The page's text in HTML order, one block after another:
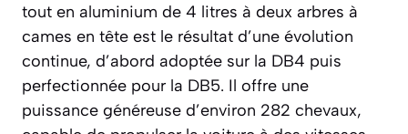
tout en aluminium de 4 litres à deux arbres à
cames en tête est le résultat d’une évolution
continue, d’abord adoptée sur la DB4 puis
perfectionnée pour la DB5. Il offre une
puissance généreuse d’environ 282 chevaux,